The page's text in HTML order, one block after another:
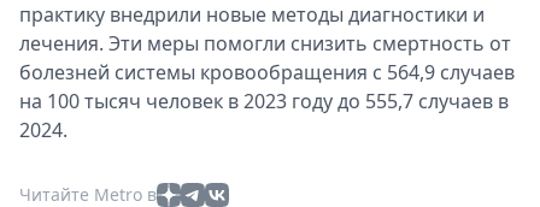
практику внедрили новые методы диагностики и
лечения. Эти меры помогли снизить смертность от
болезней системы кровообращения с 564,9 случаев
на 100 тысяч человек в 2023 году до 555,7 случаев в
2024.
Читайте Metro в